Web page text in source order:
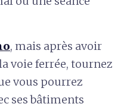
, mais après avoir
voie ferrée, tournez
vous pourrez
ses bâtiments